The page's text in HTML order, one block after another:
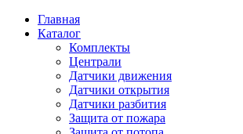
Главная
Каталог
Комплекты
Централи
Датчики движения
Датчики открытия
Датчики разбития
Защита от пожара